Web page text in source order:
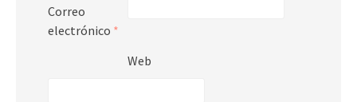
Correo
electrónico *
Web